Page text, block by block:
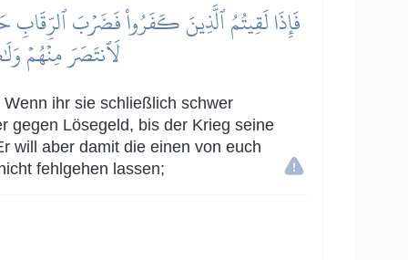
فَإِذَا لَقِيتُمُ ٱلَّذِينَ كَفَرُواْ فَضَرۡبَ ٱلرِّقَابِ
لَٱنتَصَرَ مِنۡهُمۡ
ihr sie schließlich schwer
gegen Lösegeld, bis der Krieg seine
will aber damit die einen von euch
fehlgehen lassen;